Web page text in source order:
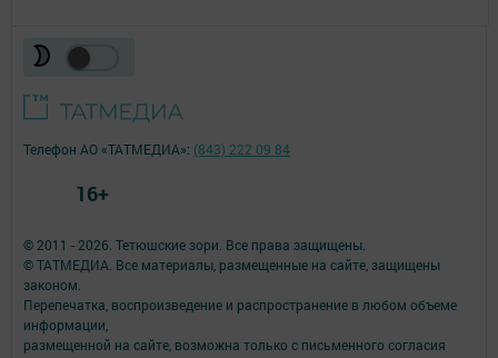
© 2011 - 2026. Тетюшские зори. Все права защищены.
© ТАТМЕДИА. Все материалы, размещенные на сайте, защищены
законом.
Перепечатка, воспроизведение и распространение в любом объеме
информации,
размещенной на сайте, возможна только с письменного согласия
Телефон АО «ТАТМЕДИА»: (843) 222 09 84
16+